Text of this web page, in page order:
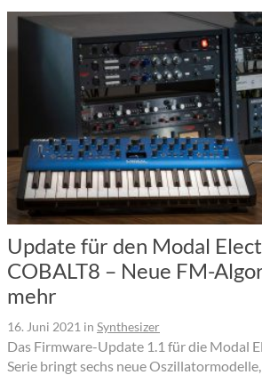
Update für den Modal
COBALT8 – Neue FM-
mehr
16. Juni 2021 in Synthesizer
Das Firmware-Update 1.1 für die Modal
Serie bringt sechs neue